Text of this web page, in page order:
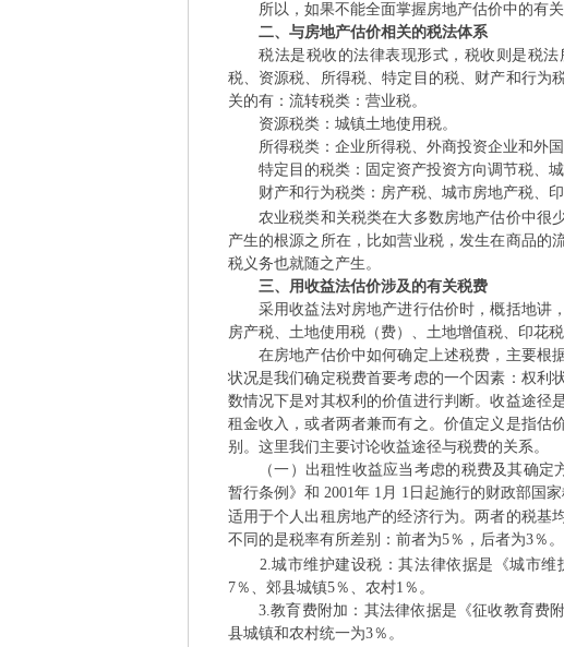
所以，如果不能全面掌握房地产估价中的有关
二、与房地产估价相关的税法体系
税法是税收的法律表现形式，税收则是税法
税、资源税、所得税、特定目的税、财产和行为
关的有：流转税类：营业税。
资源税类：城镇土地使用税。
所得税类：企业所得税、外商投资企业和外国
特定目的税类：固定资产投资方向调节税、城
财产和行为税类：房产税、城市房地产税、印
农业税类和关税类在大多数房地产估价中很
产生的根源之所在，比如营业税，发生在商品的
税义务也就随之产生。
三、用收益法估价涉及的有关税费
采用收益法对房地产进行估价时，概括地讲，
房产税、土地使用税（费）、土地增值税、印花
在房地产估价中如何确定上述税费，主要根据
状况是我们确定税费首要考虑的一个因素：权利
数情况下是对其权利的价值进行判断。收益途径
租金收入，或者两者兼而有之。价值定义是指估
别。这里我们主要讨论收益途径与税费的关系。
（一）出租性收益应当考虑的税费及其确定
暂行条例》和 2001年 1月 1日起施行的财政部国家
适用于个人出租房地产的经济行为。两者的税基
不同的是税率有所差别：前者为5％，后者为3％。
2.城市维护建设税：其法律依据是《城市维
7％、郊县城镇5％、农村1％。
3.教育费附加：其法律依据是《征收教育费附
县城镇和农村统一为3％。